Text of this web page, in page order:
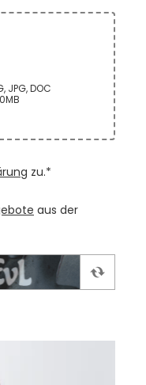
JPG, DOC
zu.*
aus der